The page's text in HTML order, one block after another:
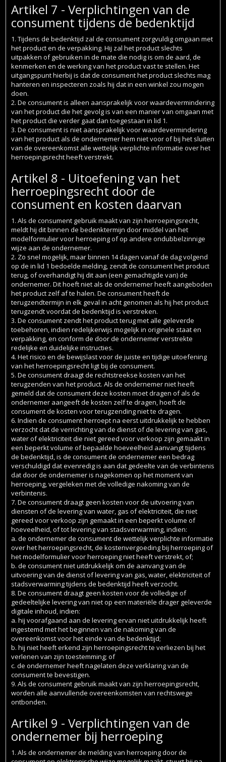
Artikel 7 - Verplichtingen van de
consument tijdens de bedenktijd
1. Tijdens de bedenktijd zal de consument zorgvuldig omgaan met
het product en de verpakking. Hij zal het product slechts
uitpakken of gebruiken in de mate die nodig is om de aard, de
kenmerken en de werking van het product vast te stellen. Het
uitgangspunt hierbij is dat de consument het product slechts mag
hanteren en inspecteren zoals hij dat in een winkel zou mogen
doen.
2. De consument is alleen aansprakelijk voor waardevermindering
van het product die het gevolg is van een manier van omgaan met
het product die verder gaat dan toegestaan in lid 1.
3. De consument is niet aansprakelijk voor waardevermindering
van het product als de ondernemer hem niet voor of bij het sluiten
van de overeenkomst alle wettelijk verplichte informatie over het
herroepingsrecht heeft verstrekt.
Artikel 8 - Uitoefening van het
herroepingsrecht door de
consument en kosten daarvan
1. Als de consument gebruik maakt van zijn herroepingsrecht,
meldt hij dit binnen de bedenktermijn door middel van het
modelformulier voor herroeping of op andere ondubbelzinnige
wijze aan de ondernemer.
2. Zo snel mogelijk, maar binnen 14 dagen vanaf de dag volgend
op de in lid 1 bedoelde melding, zendt de consument het product
terug, of overhandigt hij dit aan (een gemachtigde van) de
ondernemer. Dit hoeft niet als de ondernemer heeft aangeboden
het product zelf af te halen. De consument heeft de
terugzendtermijn in elk geval in acht genomen als hij het product
terugzendt voordat de bedenktijd is verstreken.
3. De consument zendt het product terug met alle geleverde
toebehoren, indien redelijkerwijs mogelijk in originele staat en
verpakking, en conform de door de ondernemer verstrekte
redelijke en duidelijke instructies.
4. Het risico en de bewijslast voor de juiste en tijdige uitoefening
van het herroepingsrecht ligt bij de consument.
5. De consument draagt de rechtstreekse kosten van het
terugzenden van het product. Als de ondernemer niet heeft
gemeld dat de consument deze kosten moet dragen of als de
ondernemer aangeeft de kosten zelf te dragen, hoeft de
consument de kosten voor terugzending niet te dragen.
6. Indien de consument herroept na eerst uitdrukkelijk te hebben
verzocht dat de verrichting van de dienst of de levering van gas,
water of elektriciteit die niet gereed voor verkoop zijn gemaakt in
een beperkt volume of bepaalde hoeveelheid aanvangt tijdens
de bedenktijd, is de consument de ondernemer een bedrag
verschuldigd dat evenredig is aan dat gedeelte van de verbintenis
dat door de ondernemer is nagekomen op het moment van
herroeping, vergeleken met de volledige nakoming van de
verbintenis.
7. De consument draagt geen kosten voor de uitvoering van
diensten of de levering van water, gas of elektriciteit, die niet
gereed voor verkoop zijn gemaakt in een beperkt volume of
hoeveelheid, of tot levering van stadsverwarming, indien:
a. de ondernemer de consument de wettelijk verplichte informatie
over het herroepingsrecht, de kostenvergoeding bij herroeping of
het modelformulier voor herroeping niet heeft verstrekt, of;
b. de consument niet uitdrukkelijk om de aanvang van de
uitvoering van de dienst of levering van gas, water, elektriciteit of
stadsverwarming tijdens de bedenktijd heeft verzocht.
8. De consument draagt geen kosten voor de volledige of
gedeeltelijke levering van niet op een materiële drager geleverde
digitale inhoud, indien:
a. hij voorafgaand aan de levering ervan niet uitdrukkelijk heeft
ingestemd met het beginnen van de nakoming van de
overeenkomst voor het einde van de bedenktijd;
b. hij niet heeft erkend zijn herroepingsrecht te verliezen bij het
verlenen van zijn toestemming; of
c. de ondernemer heeft nagelaten deze verklaring van de
consument te bevestigen.
9. Als de consument gebruik maakt van zijn herroepingsrecht,
worden alle aanvullende overeenkomsten van rechtswege
ontbonden.
Artikel 9 - Verplichtingen van de
ondernemer bij herroeping
1. Als de ondernemer de melding van herroeping door de